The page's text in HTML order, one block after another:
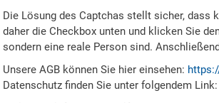
Die Lösung des Captchas stellt sicher,
daher die Checkbox unten und klicken Sie
sondern eine reale Person sind.
Unsere AGB können Sie hier einsehen:
Datenschutz finden Sie unter folgendem Link: